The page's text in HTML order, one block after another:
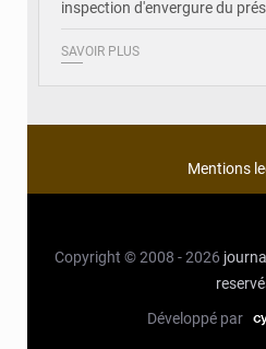
inspection d'envergure du
SAVOIR PLUS
Mentions
Copyright © 2008 - 2026
Développé par